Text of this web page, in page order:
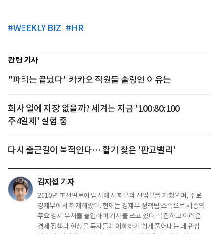
#WEEKLY BIZ #HR
관련 기사
"파티는 끝났다" 카카오 직원들 술렁인 이유는
회사 일에 지장 없을까? 세계는 지금 '100:80:100
주4일제' 실험 중
다시 출근길이 북적인다… 활기 찾은 '판교밸리'
김지섭 기자
2010년 조선일보에 입사해 사회부와 산업부를 거쳤으며, 주로
경제부에서 취재해왔다. 현재는 경제부 정책팀 소속으로 세종의
주요 경제 부처를 출입하며 기사를 쓰고 있다. 복잡하고 어려운
경제 정책과 현상을 독자들이 이해하기 쉽게 풀어내는 데 관심